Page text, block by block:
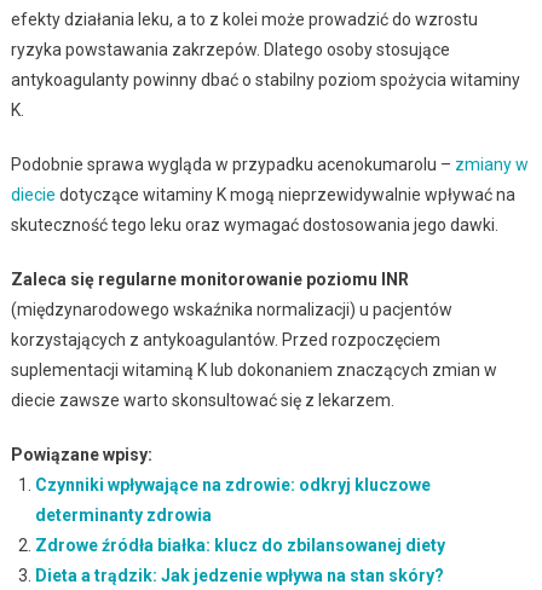
efekty działania leku, a to z kolei może prowadzić do wzrostu
ryzyka powstawania zakrzepów. Dlatego osoby stosujące
antykoagulanty powinny dbać o stabilny poziom spożycia witaminy
K.
Podobnie sprawa wygląda w przypadku acenokumarolu – zmiany w
diecie dotyczące witaminy K mogą nieprzewidywalnie wpływać na
skuteczność tego leku oraz wymagać dostosowania jego dawki.
Zaleca się regularne monitorowanie poziomu INR
(międzynarodowego wskaźnika normalizacji) u pacjentów
korzystających z antykoagulantów. Przed rozpoczęciem
suplementacji witaminą K lub dokonaniem znaczących zmian w
diecie zawsze warto skonsultować się z lekarzem.
Powiązane wpisy:
Czynniki wpływające na zdrowie: odkryj kluczowe
determinanty zdrowia
Zdrowe źródła białka: klucz do zbilansowanej diety
Dieta a trądzik: Jak jedzenie wpływa na stan skóry?